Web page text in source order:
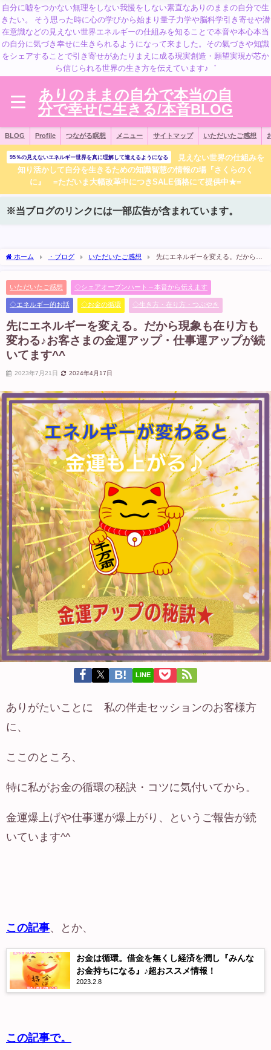
自分に嘘をつかない無理をしない我慢をしない素直なありのままの自分で生
きたい。 そう思った時に心の学びから始まり量子力学や脳科学引き寄せや潜
在意識などの見えない世界エネルギーの仕組みを知ることで本音や本心本当
の自分に気づき幸せに生きられるようになって来ました。その氣づきや知識
をシェアすることで引き寄せがあたりまえに成る現実創造・願望実現が芯か
ら信じられる世界の生き方を伝えています♪゛
ありのままの自分で本当の自
分で幸せに生きる/本音BLOG
BLOG Profile つながる瞑想 メニュー サイトマップ いただいたご感想
95％の見えないエネルギー世界を真に理解して遣えるようになる
見えない世界の仕組みを
知り活かして自分を生きるための知識智慧の情報の場『さくらのく
に』 =ただいま大幅改革中につきSALE価格にて提供中★=
※当ブログのリンクには一部広告が含まれています。
ホーム ・ブログ いただいたご感想
先にエネルギーを変える。だから現
いただいたご感想 ◇シェアオープンハート～本音から伝えます
◇エネルギー的お話 ◇お金の循環 ◇生き方・在り方・つぶやき
先にエネルギーを変える。だから現象も在り方も
変わる♪お客さまの金運アップ・仕事運アップが続
いてます^^
2023年7月21日 2024年4月17日
LINE
ありがたいことに 私の伴走セッションのお客様方
に、
ここのところ、
特に私がお金の循環の秘訣・コツに気付いてから。
金運爆上げや仕事運が爆上がり、というご報告が続
いています^^
この記事 、とか、
お金は循環。借金を無くし経済を潤し『みんな
お金持ちになる』♪超おススメ情報！
2023.2.8
この記事で。